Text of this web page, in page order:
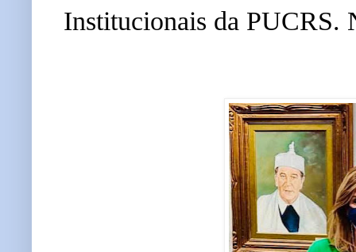
Institucionais da PUCRS.